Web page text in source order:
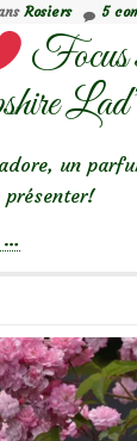
Rosiers 5
Focus
un
à
Focus
…